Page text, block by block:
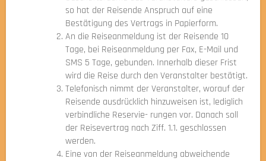
so hat der Reisende Anspruch auf eine
Bestätigung des Vertrags in Papierform.
An die Reiseanmeldung ist der Reisende 10
Tage, bei Reiseanmeldung per Fax, E-Mail und
SMS 5 Tage, gebunden. Innerhalb dieser Frist
wird die Reise durch den Veranstalter bestätigt.
Telefonisch nimmt der Veranstalter, worauf der
Reisende ausdrücklich hinzuweisen ist, lediglich
verbindliche Reservie- rungen vor. Danach soll
der Reisevertrag nach Ziff. 1.1. geschlossen
werden.
Eine von der Reiseanmeldung abweichende